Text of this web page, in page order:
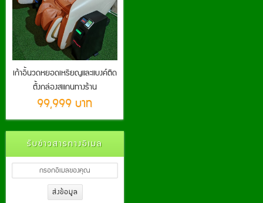
เก้าอี้นวดหยอดเหรียญและแบงค์ติด
ตั้งกล่องสแกนทางร้าน
99,999 บาท
รับข่าวสารทางอีเมล